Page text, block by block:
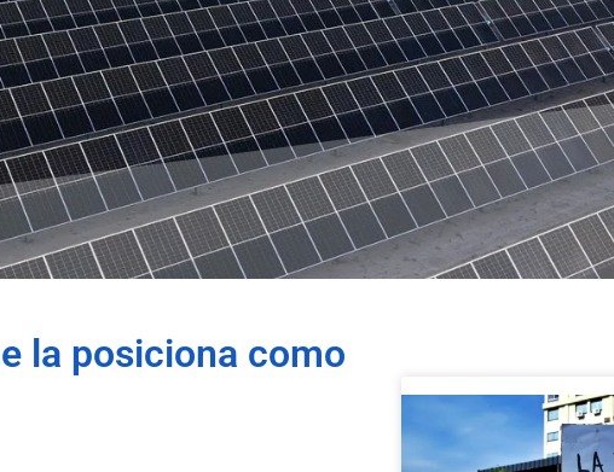
la posiciona como